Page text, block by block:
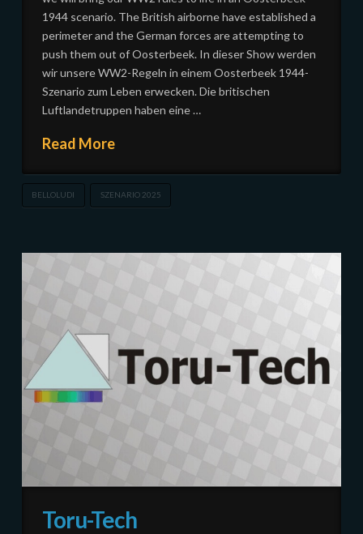
1944 scenario. The British airborne have established a
perimeter and the German forces are attempting to
push them out of Oosterbeek. In dieser Show werden
wir unsere WW2-Regeln in einem Oosterbeek 1944-
Szenario zum Leben erwecken. Die britischen
Luftlandetruppen haben eine …
Read More
BELLOLUDI SZENARIO 2025
Toru-Tech